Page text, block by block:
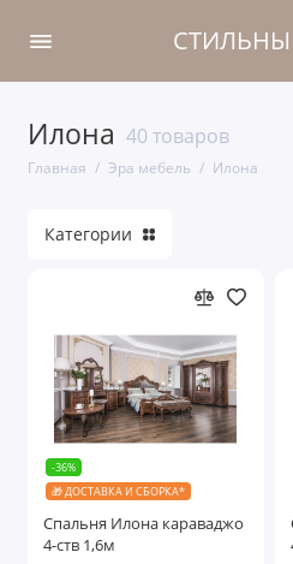
Илона 40 товаров
Главная Эра мебель Илона
Cпальни
Шкафы
Прикроватные тумбы
Туалетные столы
Гостиные
Категории
-36%
🎁 ДОСТАВКА И СБОРКА*
Спальня Илона караваджо
4-ств 1,6м